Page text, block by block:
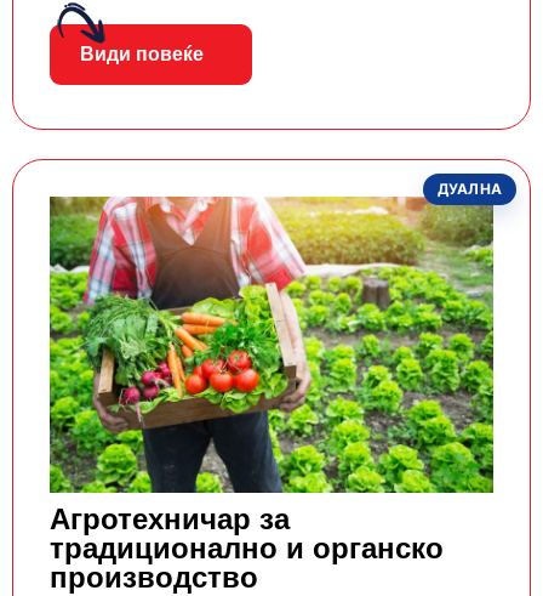
Види повеќе
ДУАЛНА
Агротехничар за
традиционално и органско
производство